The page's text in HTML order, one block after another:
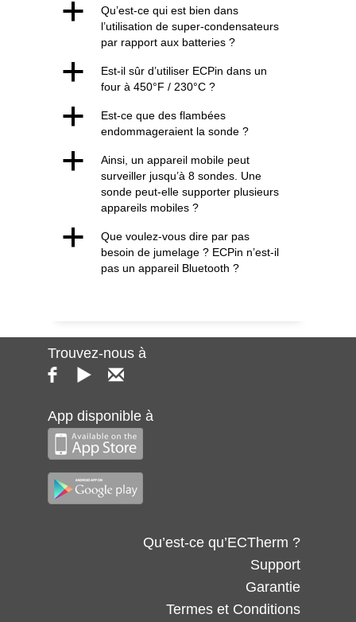
a
Qu’est-ce qui est bien dans
l’utilisation de super-condensateurs
par rapport aux batteries ?
a
Est-il sûr d’utiliser ECPin dans un
four à 450°F / 230°C ?
a
Est-ce que des flambées
endommageraient la sonde ?
a
Ainsi, un appareil mobile peut
surveiller jusqu’à 8 sondes. Une
sonde peut-elle supporter plusieurs
appareils mobiles ?
a
Que voulez-vous dire par pas
besoin de jumelage ? ECPin n’est-il
pas un appareil Bluetooth ?
Trouvez-nous à
App disponible à
Qu’est-ce qu’ECTherm ?
Support
Garantie
Termes et Conditions